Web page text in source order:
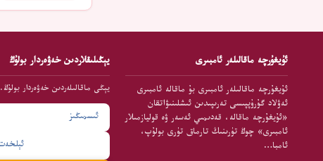
ئۇيغۇرچە ماقالىلەر ئامبىرى
ئۇيغۇرچە ماقالىلەر ئامبىرى بۇ ماقالە ئامبىرى
ئەۋلاد گۇرۇپپىسى تەرىپىدىن ئىشلىنىۋاتقان
«ئۇيغۇرچە ماقالە، قەدىمىي ئەسەر ۋە قوليازمىلار
ئامبىرى» چوڭ تۈرىنىڭ تارماق تۈرى بولۇپ،
ئامبا…
يېڭىلىقلاردىن خەۋەردار بولۇڭ
يېڭى ماقالىلەردىن خەۋەردار بولۇڭ.